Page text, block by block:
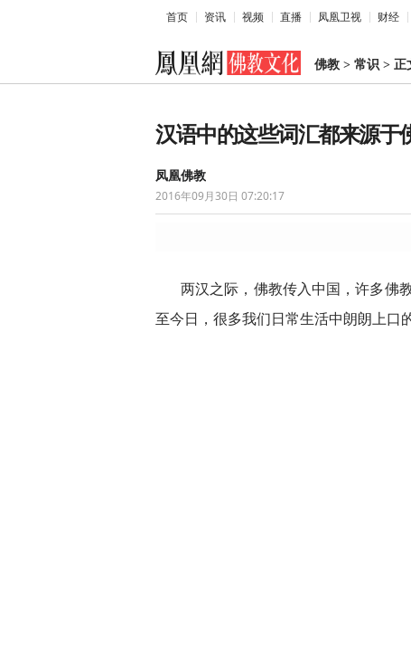
首页 资讯 视频 直播 凤凰卫视 财经
佛教 > 常识 > 正
汉语中的这些词汇都来源于
凤凰佛教
2016年09月30日 07:20:17
两汉之际，佛教传入中国，许多佛
至今日，很多我们日常生活中朗朗上口